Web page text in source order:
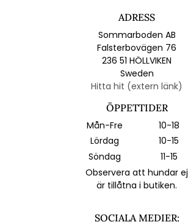
ADRESS
Sommarboden AB
Falsterbovägen 76
236 51 HÖLLVIKEN
Sweden
Hitta hit (extern länk)
ÖPPETTIDER
Mån-Fre
10-18
Lördag
10-15
Söndag
11-15
Observera att hundar ej
är tillåtna i butiken.
SOCIALA MEDIER: